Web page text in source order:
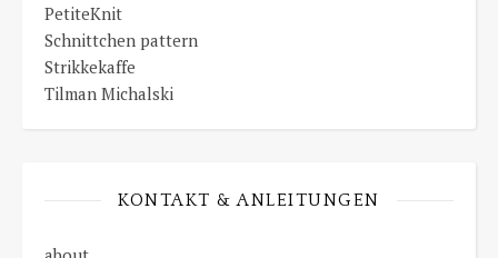
PetiteKnit
Schnittchen pattern
Strikkekaffe
Tilman Michalski
KONTAKT & ANLEITUNGEN